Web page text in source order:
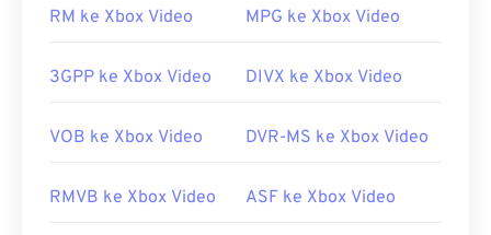
andal lainnya yang dapat memutar berkas
WMV juga mudah dikonversi ke jenis berkas video
konversi dapat menurunkan kualitas gambar. Jika
dan sumber terbuka untuk mengonversi berkas
RM ke Xbox Video MPG ke Xbox Video
3GPP ke Xbox Video DIVX ke Xbox Video
VOB ke Xbox Video DVR-MS ke Xbox Video
RMVB ke Xbox Video ASF ke Xbox Video